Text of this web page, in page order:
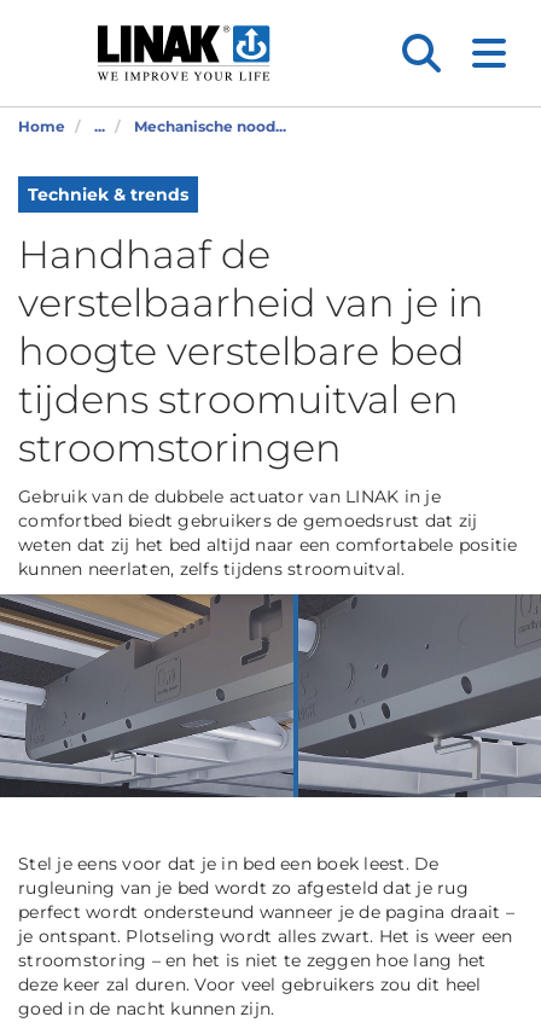
Home ... Mechanische nood...
Techniek & trends
Handhaaf de
verstelbaarheid van je in
hoogte verstelbare bed
tijdens stroomuitval en
stroomstoringen
Gebruik van de dubbele actuator van LINAK in je
comfortbed biedt gebruikers de gemoedsrust dat zij
weten dat zij het bed altijd naar een comfortabele positie
kunnen neerlaten, zelfs tijdens stroomuitval.
Stel je eens voor dat je in bed een boek leest. De
rugleuning van je bed wordt zo afgesteld dat je rug
perfect wordt ondersteund wanneer je de pagina draait –
je ontspant. Plotseling wordt alles zwart. Het is weer een
stroomstoring – en het is niet te zeggen hoe lang het
deze keer zal duren. Voor veel gebruikers zou dit heel
goed in de nacht kunnen zijn.